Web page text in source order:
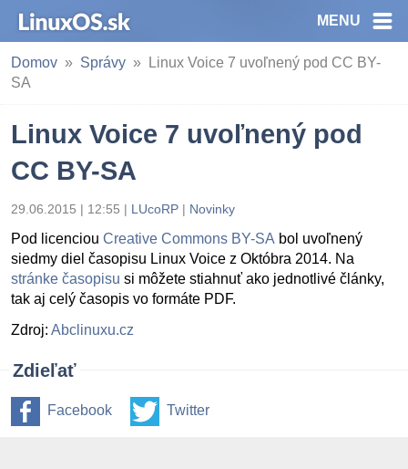
MENU
Domov Správy
Linux Voice 7 uvoľnený pod CC BY-
SA
Linux Voice 7 uvoľnený pod
CC BY-SA
29.06.2015 | 12:55 | LUcoRP | Novinky
Pod licenciou Creative Commons BY-SA bol uvoľnený
siedmy diel časopisu Linux Voice z Októbra 2014. Na
stránke časopisu si môžete stiahnuť ako jednotlivé články,
tak aj celý časopis vo formáte PDF.
Zdroj: Abclinuxu.cz
Zdieľať
Facebook Twitter